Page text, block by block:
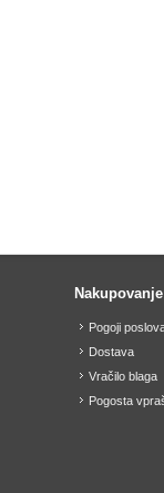
Pogoji
Dostava
Vračilo blaga
Pogosta